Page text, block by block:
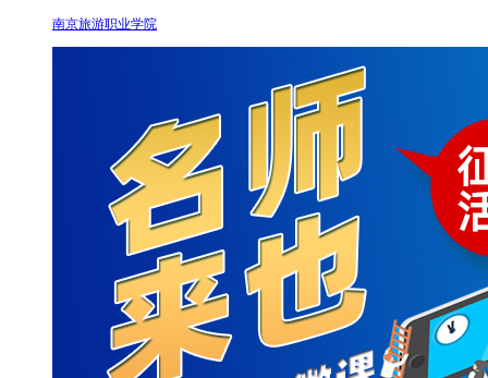
南京旅游职业学院